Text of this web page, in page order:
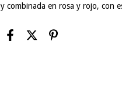
y combinada en rosa y rojo, con